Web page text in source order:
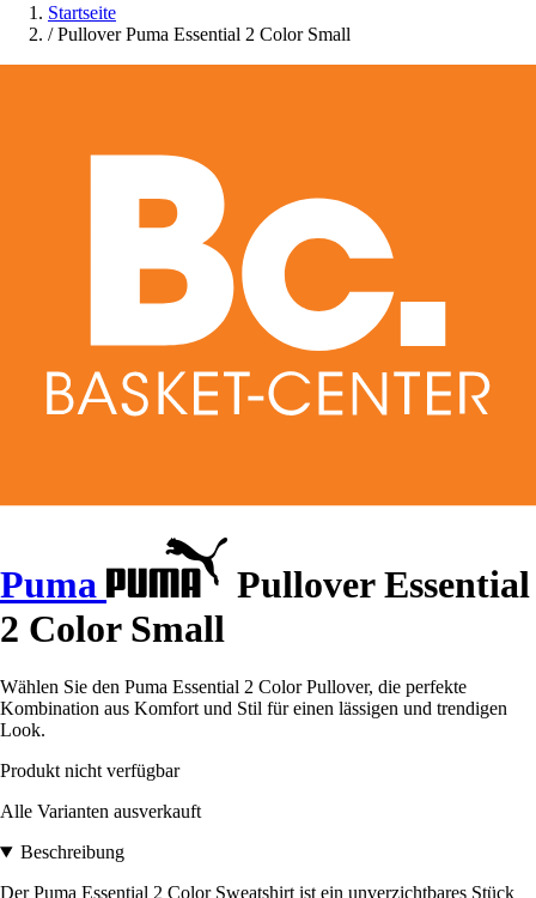
Startseite
/ Pullover Puma Essential 2 Color Small
Puma
Pullover Essential
2 Color Small
Wählen Sie den Puma Essential 2 Color Pullover, die perfekte
Kombination aus Komfort und Stil für einen lässigen und trendigen
Look.
Produkt nicht verfügbar
Alle Varianten ausverkauft
Beschreibung
Der Puma Essential 2 Color Sweatshirt ist ein unverzichtbares Stück